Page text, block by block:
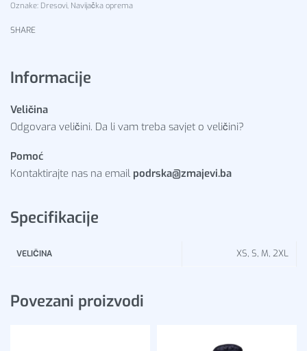
Oznake: Dresovi, Navijačka oprema
SHARE
Informacije
Veličina
Odgovara veličini. Da li vam treba savjet o veličini?
Pomoć
Kontaktirajte nas na email podrska@zmajevi.ba
Specifikacije
VELIČINA XS, S, M, 2XL
Povezani proizvodi